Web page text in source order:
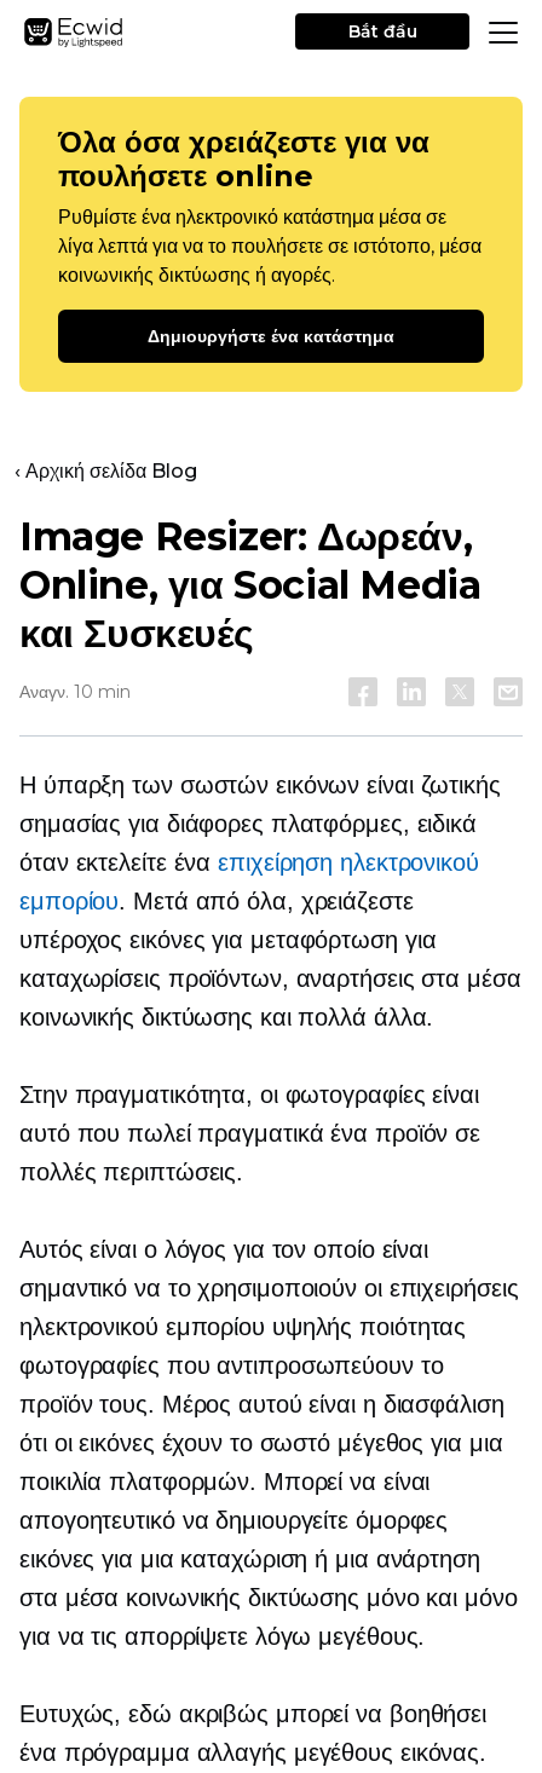
Bắt đầu
Όλα όσα χρειάζεστε για να
πουλήσετε online
Ρυθμίστε ένα ηλεκτρονικό κατάστημα μέσα σε
λίγα λεπτά για να το πουλήσετε σε ιστότοπο, μέσα
κοινωνικής δικτύωσης ή αγορές.
Δημιουργήστε ένα κατάστημα
‹ Αρχική σελίδα Blog
Image Resizer: Δωρεάν,
Online, για Social Media
και Συσκευές
Αναγν. 10 min
Η ύπαρξη των σωστών εικόνων είναι ζωτικής
σημασίας για διάφορες πλατφόρμες, ειδικά
όταν εκτελείτε έναεπιχείρηση ηλεκτρονικού
εμπορίου. Μετά από όλα, χρειάζεστε
υπέροχος εικόνες για μεταφόρτωση για
καταχωρίσεις προϊόντων, αναρτήσεις στα μέσα
κοινωνικής δικτύωσης και πολλά άλλα.
Στην πραγματικότητα, οι φωτογραφίες είναι
αυτό που πωλεί πραγματικά ένα προϊόν σε
πολλές περιπτώσεις.
Αυτός είναι ο λόγος για τον οποίο είναι
σημαντικό να το χρησιμοποιούν οι επιχειρήσεις
ηλεκτρονικού εμπορίου υψηλής ποιότητας
φωτογραφίες που αντιπροσωπεύουν το
προϊόν τους. Μέρος αυτού είναι η διασφάλιση
ότι οι εικόνες έχουν το σωστό μέγεθος για μια
ποικιλία πλατφορμών. Μπορεί να είναι
απογοητευτικό να δημιουργείτε όμορφες
εικόνες για μια καταχώριση ή μια ανάρτηση
στα μέσα κοινωνικής δικτύωσης μόνο και μόνο
για να τις απορρίψετε λόγω μεγέθους.
Ευτυχώς, εδώ ακριβώς μπορεί να βοηθήσει
ένα πρόγραμμα αλλαγής μεγέθους εικόνας.